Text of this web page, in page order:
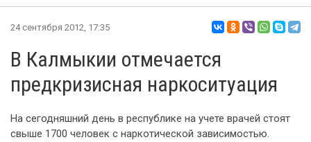
24 сентября 2012, 17:35
В Калмыкии отмечается
предкризисная наркоситуация
На сегодняшний день в республике на учете врачей стоят
свыше 1700 человек с наркотической зависимостью.